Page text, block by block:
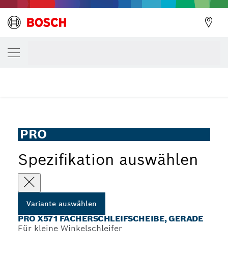
PRO
Spezifikation auswählen
Variante auswählen
PRO X571 FÄCHERSCHLEIFSCHEIBE, GERADE
Für kleine Winkelschleifer
DEINE AUSGEWÄHLTE VARIANTE